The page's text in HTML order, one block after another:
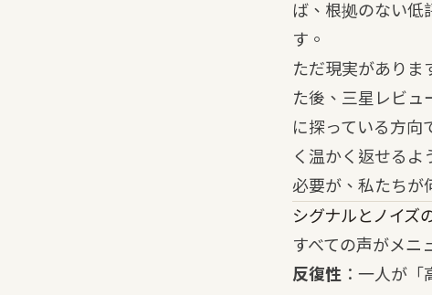
ば、根拠のない低
す。
ただ現実がありま
た後、三星レビュ
に探っている方
く温かく返せるよ
必要が、私たちが
シグナルとノイズ
すべての声がメニ
反復性 ：一人が